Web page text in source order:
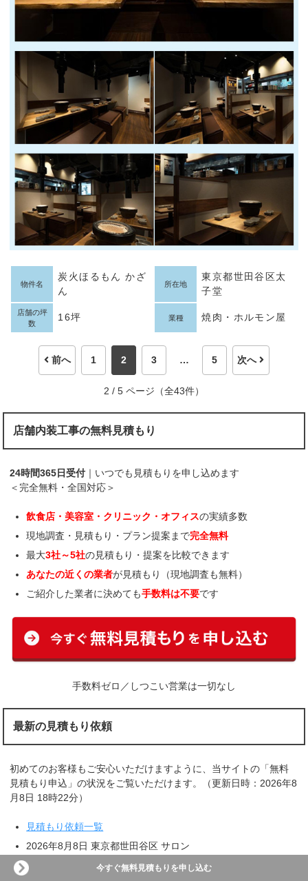
物件名
炭火ほるもん かざ
ん
所在地
東京都世田谷区太
子堂
店舗の坪
数
16坪 業種 焼肉・ホルモン屋
前へ 1 2 3 … 5 次へ
2 / 5 ページ（全43件）
店舗内装工事の無料見積もり
24時間365日受付 ｜いつでも見積もりを申し込めます
＜完全無料・全国対応＞
飲食店・美容室・クリニック・オフィスの実績多数
現地調査・見積もり・プラン提案まで完全無料
最大3社～5社の見積もり・提案を比較できます
あなたの近くの業者が見積もり（現地調査も無料）
ご紹介した業者に決めても手数料は不要です
手数料ゼロ／しつこい営業は一切なし
最新の見積もり依頼
初めてのお客様もご安心いただけますように、当サイトの「無料
見積もり申込」の状況をご覧いただけます。（更新日時：2026年8
月8日 18時22分）
見積もり依頼一覧
2026年8月8日 東京都世田谷区 サロン
2026年8月8日 神奈川県相模原市 美容室
今すぐ無料見積もりを申し込む